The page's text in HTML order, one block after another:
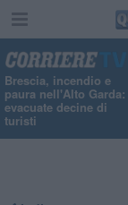
Brescia, incendio e
paura nell'Alto Garda:
evacuate decine di
turisti